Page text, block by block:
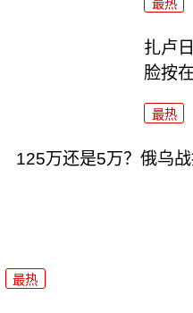
最热
扎卢
脸按
最热
125万还是5万？俄乌
最热